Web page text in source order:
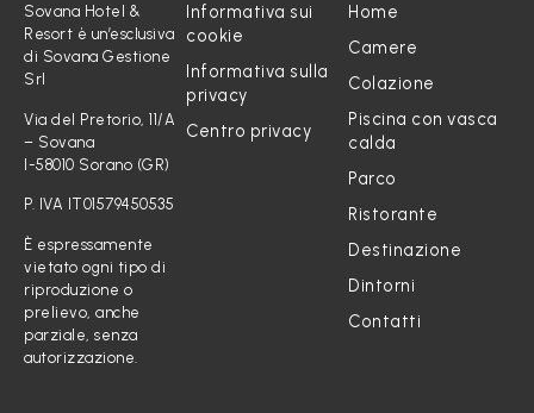
Sovana Hotel &
Resort è un’esclusiva
di Sovana Gestione
Srl
Via del Pretorio, 11/A
– Sovana
I-58010 Sorano (GR)
P. IVA IT01579450535
È espressamente
vietato ogni tipo di
riproduzione o
prelievo, anche
parziale, senza
autorizzazione.
Informativa sui
cookie
Informativa sulla
privacy
Centro privacy
Home
Camere
Colazione
Piscina con vasca
calda
Parco
Ristorante
Destinazione
Dintorni
Contatti